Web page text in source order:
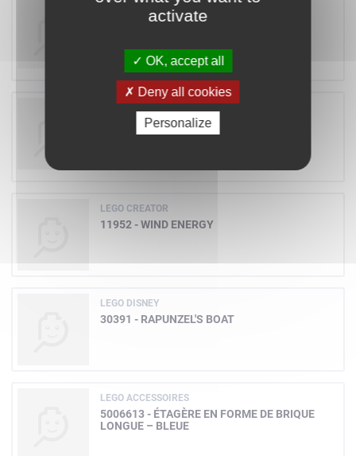
LEGO BRICKLINK
910001 - CASTLE IN THE FOREST
472,87 €
LEGO BRICKLINK
910016 - SHERIFF'S SAFE
LEGO CREATOR
11952 - WIND ENERGY
LEGO DISNEY
30391 - RAPUNZEL'S BOAT
LEGO ACCESSOIRES
5006613 - ÉTAGÈRE EN FORME DE BRIQUE
LONGUE – BLEUE
activate
OK, accept all
Deny all cookies
Personalize